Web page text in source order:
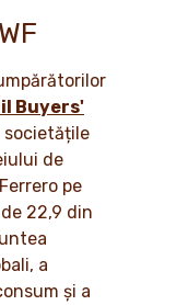
Buyers'
societățile
de
pe
22,9 din
a
și a